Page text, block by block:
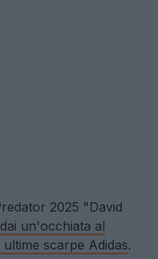
2025 "David
dai un'occhiata al
scarpe Adidas.